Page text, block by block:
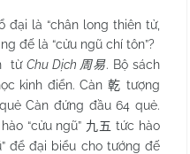
là “chân long thiên tử,
đế là “cửu ngũ chí tôn”?
từ Chu Dịch 周易. Bộ sách
kinh điển. Càn 乾 tượng
Càn đứng đầu 64 quẻ.
“cửu ngũ” 九五 tức hào
để đại biểu cho tướng đế